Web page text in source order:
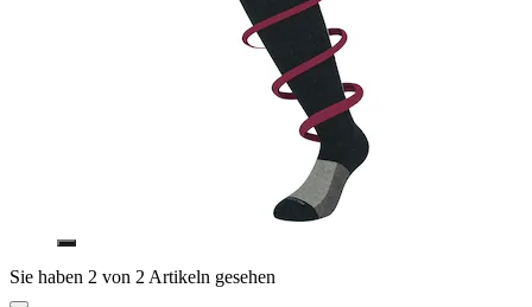
Sie haben 2 von 2 Artikeln gesehen